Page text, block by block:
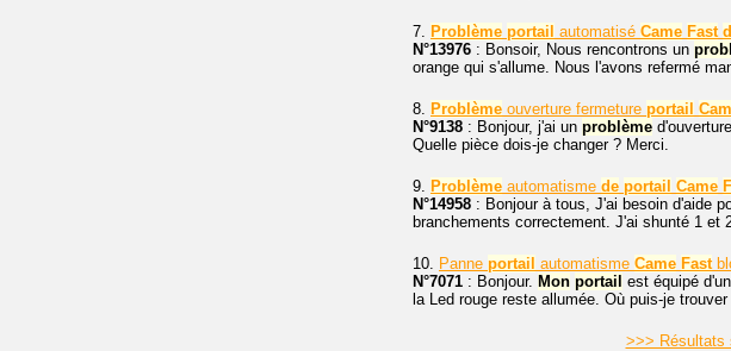
7. Problème portail automatisé Came Fast
N°13976 : Bonsoir, Nous rencontrons un
orange qui s'allume. Nous l'avons refermé
8. Problème ouverture fermeture portail
N°9138 : Bonjour, j'ai un problème d'ouverture
Quelle pièce dois-je changer ? Merci.
9. Problème automatisme de portail Came
N°14958 : Bonjour à tous, J'ai besoin d'aide
branchements correctement. J'ai shunté 1
10. Panne portail automatisme Came Fast
N°7071 : Bonjour. Mon portail est équipé
la Led rouge reste allumée. Où puis-je
>>> Résultats